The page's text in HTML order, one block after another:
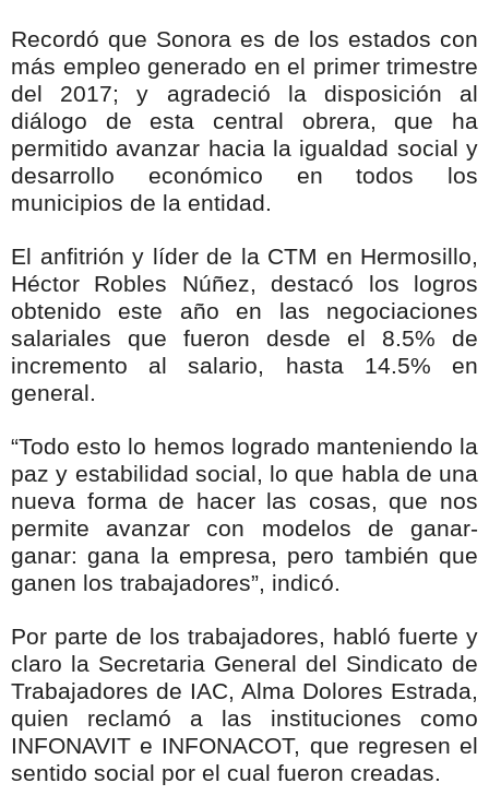
Recordó que Sonora es de los estados con
más empleo generado en el primer trimestre
del 2017; y agradeció la disposición al
diálogo de esta central obrera, que ha
permitido avanzar hacia la igualdad social y
desarrollo económico en todos los
municipios de la entidad.
El anfitrión y líder de la CTM en Hermosillo,
Héctor Robles Núñez, destacó los logros
obtenido este año en las negociaciones
salariales que fueron desde el 8.5% de
incremento al salario, hasta 14.5% en
general.
“Todo esto lo hemos logrado manteniendo la
paz y estabilidad social, lo que habla de una
nueva forma de hacer las cosas, que nos
permite avanzar con modelos de ganar-
ganar: gana la empresa, pero también que
ganen los trabajadores”, indicó.
Por parte de los trabajadores, habló fuerte y
claro la Secretaria General del Sindicato de
Trabajadores de IAC, Alma Dolores Estrada,
quien reclamó a las instituciones como
INFONAVIT e INFONACOT, que regresen el
sentido social por el cual fueron creadas.